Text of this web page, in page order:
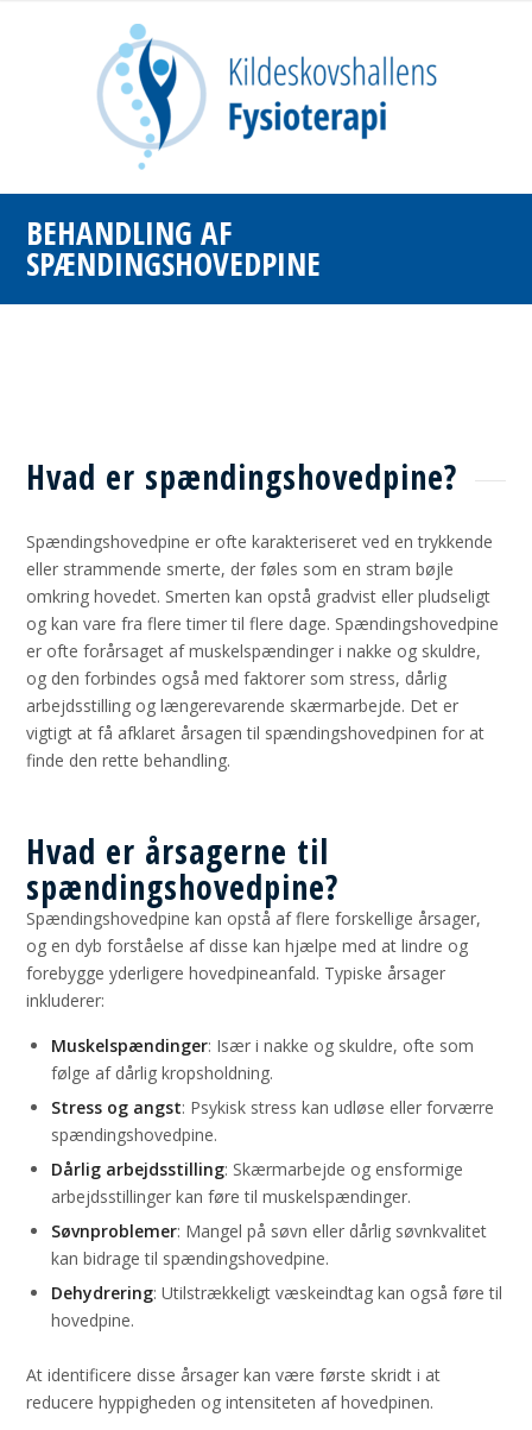
BEHANDLING AF
SPÆNDINGSHOVEDPINE
Hvad er spændingshovedpine?
Spændingshovedpine er ofte karakteriseret ved en trykkende
eller strammende smerte, der føles som en stram bøjle
omkring hovedet. Smerten kan opstå gradvist eller pludseligt
og kan vare fra flere timer til flere dage. Spændingshovedpine
er ofte forårsaget af muskelspændinger i nakke og skuldre,
og den forbindes også med faktorer som stress, dårlig
arbejdsstilling og længerevarende skærmarbejde. Det er
vigtigt at få afklaret årsagen til spændingshovedpinen for at
finde den rette behandling.
Hvad er årsagerne til
spændingshovedpine?
Spændingshovedpine kan opstå af flere forskellige årsager,
og en dyb forståelse af disse kan hjælpe med at lindre og
forebygge yderligere hovedpineanfald. Typiske årsager
inkluderer:
Muskelspændinger: Især i nakke og skuldre, ofte som
følge af dårlig kropsholdning.
Stress og angst: Psykisk stress kan udløse eller forværre
spændingshovedpine.
Dårlig arbejdsstilling: Skærmarbejde og ensformige
arbejdsstillinger kan føre til muskelspændinger.
Søvnproblemer: Mangel på søvn eller dårlig søvnkvalitet
kan bidrage til spændingshovedpine.
Dehydrering: Utilstrækkeligt væskeindtag kan også føre til
hovedpine.
At identificere disse årsager kan være første skridt i at
reducere hyppigheden og intensiteten af hovedpinen.